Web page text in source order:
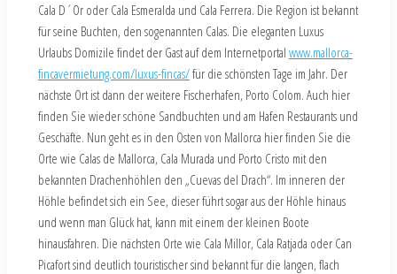
Cala D´Or oder Cala Esmeralda und Cala Ferrera. Die Region ist bekannt
für seine Buchten, den sogenannten Calas. Die eleganten Luxus
Urlaubs Domizile findet der Gast auf dem Internetportal www.mallorca-
fincavermietung.com/luxus-fincas/für die schönsten Tage im Jahr. Der
nächste Ort ist dann der weitere Fischerhafen, Porto Colom. Auch hier
finden Sie wieder schöne Sandbuchten und am Hafen Restaurants und
Geschäfte. Nun geht es in den Osten von Mallorca hier finden Sie die
Orte wie Calas de Mallorca, Cala Murada und Porto Cristo mit den
bekannten Drachenhöhlen den „Cuevas del Drach“. Im inneren der
Höhle befindet sich ein See, dieser führt sogar aus der Höhle hinaus
und wenn man Glück hat, kann mit einem der kleinen Boote
hinausfahren. Die nächsten Orte wie Cala Millor, Cala Ratjada oder Can
Picafort sind deutlich touristischer sind bekannt für die langen, flach